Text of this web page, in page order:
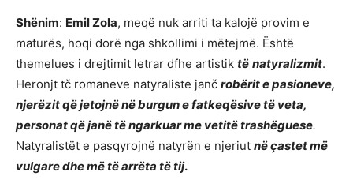
Shënim: Emil Zola, meqë nuk arriti ta kalojë provim e
maturës, hoqi dorë nga shkollimi i mëtejmë. Është
themelues i drejtimit letrar dfhe artistik të natyralizmit.
Heronjt tč romaneve natyraliste janč robërit e pasioneve,
njerëzit që jetojnë në burgun e fatkeqësive të veta,
personat që janë të ngarkuar me vetitë trashëguese.
Natyralistët e pasqyrojnë natyrën e njeriut në çastet më
vulgare dhe më të arrëta të tij.